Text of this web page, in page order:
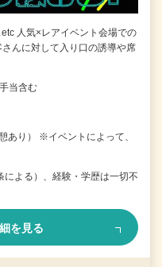
人気×レアイベント会場での
んに対して入り口の誘導や席
当含む
あり） ※イベントによって、
よる）、経験・学歴は一切不
を見る